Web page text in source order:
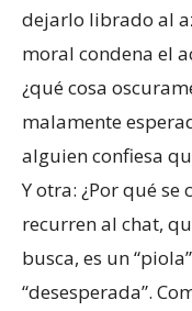
dejarlo librado al
moral condena el
¿qué cosa
malamente
alguien confiesa
Y otra: ¿Por qué
recurren al chat,
busca, es un
“desesperada”.